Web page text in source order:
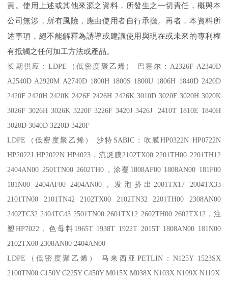
責。使用上述或其他來源之資料，所發生之一切責任，概與本
公司無涉，所有風險，應由使用者自行承擔。再者，本資料所
述事項，絕不能解釋為誘導或建議使用與現在或未來的專利權
有抵觸之任何加工方法或產品。
长期供应：LDPE （低密度聚乙烯） 巴塞尔： A2326F A2340D
A2540D A2920M A2740D 1800H 1800S 1800U 1806H 1840D 2420D
2420F 2420H 2420K 2426F 2426H 2426K 3010D 3020F 3020H 3020K
3026F 3026H 3026K 3220F 3226F 3420J 3426J 2410T 1810E 1840H
3020D 3040D 3220D 3420F
LDPE （低密度聚乙烯） 沙特 SABIC：吹膜HP0322N HP0722N
HP2022J HP2022N HP4023，流涎膜2102TX00 2201TH00 2201TH12
2404AN00 2501TN00 2602TH0 ，涂覆 1808AF00 1808AN00 181F00
181N00 2404AF00 2404AN00 ，发泡挤出 2001TX17 2004TX33
2101TN00 2101TN42 2102TX00 2102TN32 2201TH00 2308AN00
2402TC32 2404TC43 2501TN00 2601TX12 2602TH00 2602TX12 ，注
塑 HP7022 ，色母料 1965T 1938T 1922T 2015T 1808AN00 181N00
2102TX00 2308AN00 2404AN00
LDPE （低密度聚乙烯） 马来西亚 PETLIN：N125Y 1523SX
2100TN00 C150Y C225Y C450Y M015X M038X N103X N109X N119X